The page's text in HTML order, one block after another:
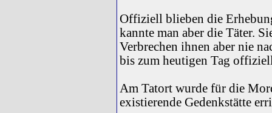
Offiziell blieben die
kannte man aber die Täter.
Verbrechen ihnen aber nie
bis zum heutigen Tag
Am Tatort wurde für die
existierende Gedenkstätte